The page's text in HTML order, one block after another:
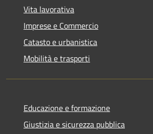
Vita lavorativa
Imprese e Commercio
Catasto e urbanistica
Mobilità e trasporti
Educazione e formazione
Giustizia e sicurezza pubblica